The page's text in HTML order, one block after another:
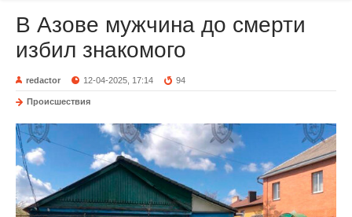
В Азове мужчина до смерти
избил знакомого
redactor 12-04-2025, 17:14 94
Происшествия